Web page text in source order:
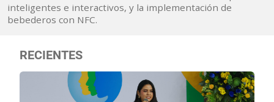
inteligentes e interactivos, y la implementación de
bebederos con NFC.
RECIENTES